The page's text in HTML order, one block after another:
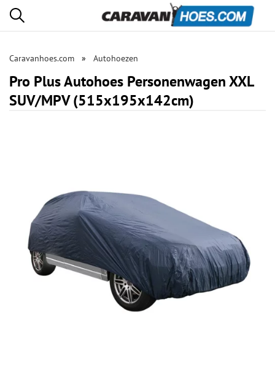
Caravanhoes.com Autohoezen
Pro Plus Autohoes Personenwagen XXL
SUV/MPV (515x195x142cm)